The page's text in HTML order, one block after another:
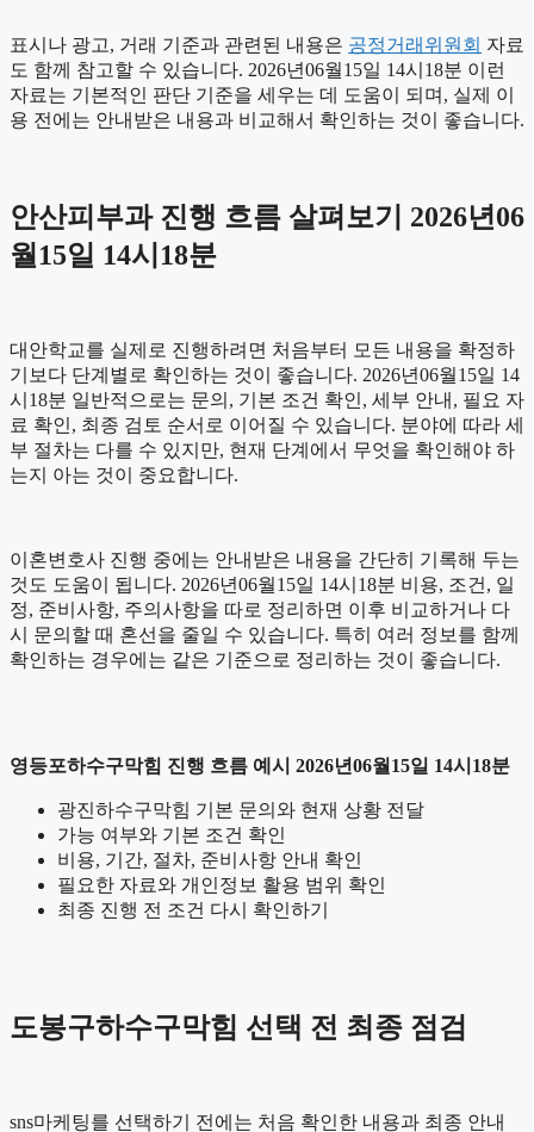
표시나 광고, 거래 기준과 관련된 내용은 공정거래위원회 자료
도 함께 참고할 수 있습니다. 2026년06월15일 14시18분 이런
자료는 기본적인 판단 기준을 세우는 데 도움이 되며, 실제 이
용 전에는 안내받은 내용과 비교해서 확인하는 것이 좋습니다.
안산피부과 진행 흐름 살펴보기 2026년06
월15일 14시18분
대안학교를 실제로 진행하려면 처음부터 모든 내용을 확정하
기보다 단계별로 확인하는 것이 좋습니다. 2026년06월15일 14
시18분 일반적으로는 문의, 기본 조건 확인, 세부 안내, 필요 자
료 확인, 최종 검토 순서로 이어질 수 있습니다. 분야에 따라 세
부 절차는 다를 수 있지만, 현재 단계에서 무엇을 확인해야 하
는지 아는 것이 중요합니다.
이혼변호사 진행 중에는 안내받은 내용을 간단히 기록해 두는
것도 도움이 됩니다. 2026년06월15일 14시18분 비용, 조건, 일
정, 준비사항, 주의사항을 따로 정리하면 이후 비교하거나 다
시 문의할 때 혼선을 줄일 수 있습니다. 특히 여러 정보를 함께
확인하는 경우에는 같은 기준으로 정리하는 것이 좋습니다.
영등포하수구막힘 진행 흐름 예시 2026년06월15일 14시18분
광진하수구막힘 기본 문의와 현재 상황 전달
가능 여부와 기본 조건 확인
비용, 기간, 절차, 준비사항 안내 확인
필요한 자료와 개인정보 활용 범위 확인
최종 진행 전 조건 다시 확인하기
도봉구하수구막힘 선택 전 최종 점검
sns마케팅를 선택하기 전에는 처음 확인한 내용과 최종 안내